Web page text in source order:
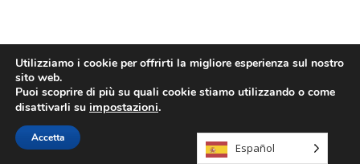
Menù
secondario
Utilizziamo i cookie per offrirti la migliore esperienza sul nostro
sito web.
Puoi scoprire di più su quali cookie stiamo utilizzando o come
disattivarli su impostazioni.
Accetta
Español